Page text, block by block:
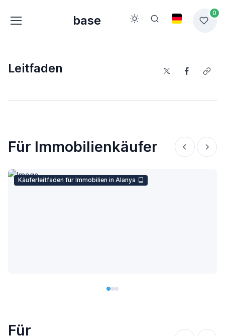
base
0
Leitfaden
Für Immobilienkäufer
Käuferleitfaden für Immobilien in Alanya
Für